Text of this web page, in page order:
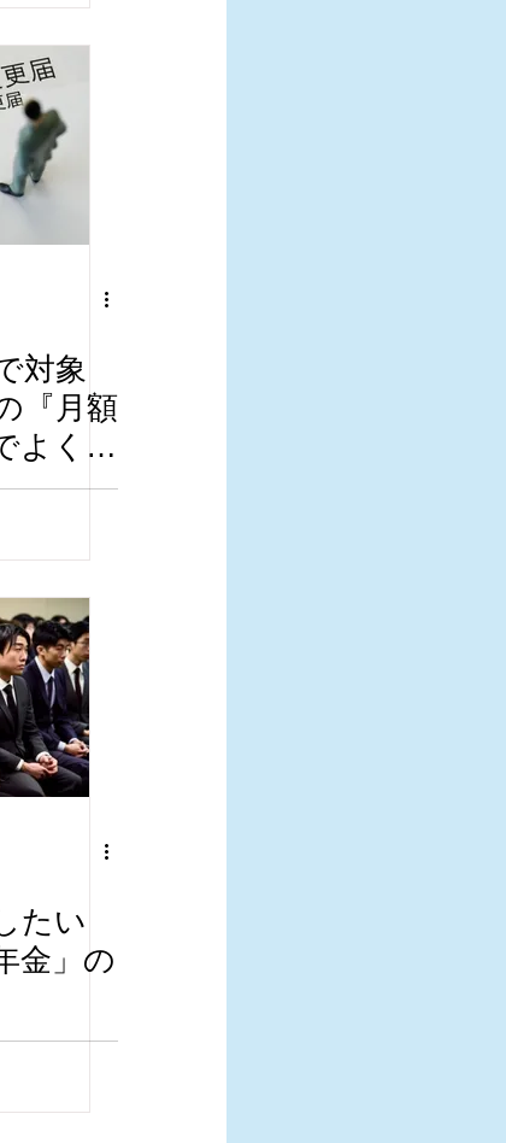
対象
『月額
よくあ
たい
金」の